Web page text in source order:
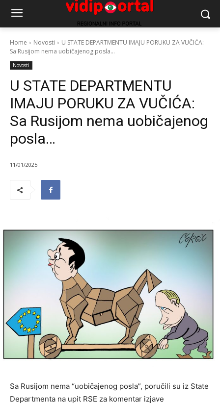
Home Novosti
U STATE DEPARTMENTU IMAJU PORUKU ZA VUČIĆA:
Sa Rusijom nema uobičajenog posla...
Novosti
U STATE DEPARTMENTU
IMAJU PORUKU ZA VUČIĆA:
Sa Rusijom nema uobičajenog
posla…
11/01/2025
Sa Rusijom nema “uobičajenog posla”, poručili su iz State
Departmenta na upit RSE za komentar izjave